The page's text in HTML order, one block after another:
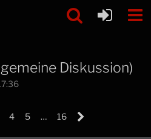
Diskussion)
4 5 … 16